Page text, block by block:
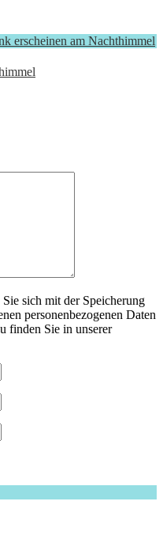
sich mit der Speicherung
personenbezogenen Daten
finden Sie in unserer